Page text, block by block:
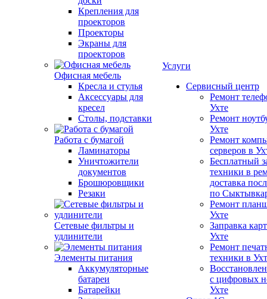
Крепления для
проекторов
Проекторы
Экраны для
проекторов
Офисная мебель
Кресла и стулья
Аксессуары для
кресел
Столы, подставки
Работа с бумагой
Ламинаторы
Уничтожители
документов
Брошюровщики
Резаки
Сетевые фильтры и
удлинители
Элементы питания
Аккумуляторные
батареи
Батарейки
Услуги
Сервисный центр
Ремонт
Ухте
Ремонт
Ухте
Ремонт
серверов в
Бесплатный
техники в
доставка
по
Ремонт
Ухте
Заправка
Ухте
Ремонт
техники в
с цифровых
Ухте